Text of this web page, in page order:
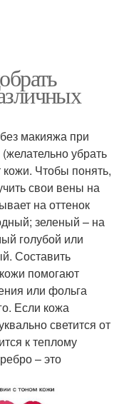
макияжа при
убрать
Чтобы понять,
свои вены на
на оттенок
зеленый – на
голубой или
Составить
помогают
или фольга
Если кожа
светится от
к теплому
– это